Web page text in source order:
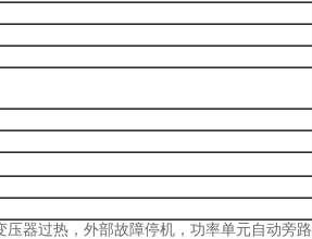
器过热，外部故障停机，功率单元自动旁路